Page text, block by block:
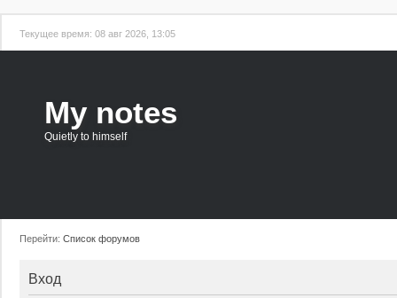
Текущее время: 08 авг 2026, 13:05
My notes
Quietly to himself
Перейти: Список форумов
Вход